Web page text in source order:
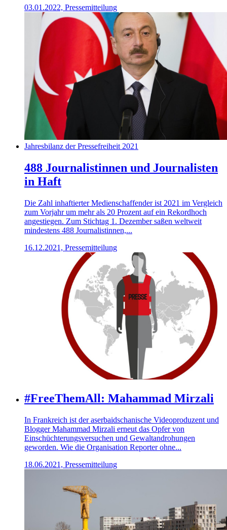
03.01.2022, Pressemitteilung
Jahresbilanz der Pressefreiheit 2021
488 Journalistinnen und Journalisten
in Haft
Die Zahl inhaftierter Medienschaffender ist 2021 im Vergleich
zum Vorjahr um mehr als 20 Prozent auf ein Rekordhoch
angestiegen. Zum Stichtag 1. Dezember saßen weltweit
mindestens 488 Journalistinnen,...
16.12.2021, Pressemitteilung
#FreeThemAll: Mahammad Mirzali
In Frankreich ist der aserbaidschanische Videoproduzent und
Blogger Mahammad Mirzali erneut das Opfer von
Einschüchterungsversuchen und Gewaltandrohungen
geworden. Wie die Organisation Reporter ohne...
18.06.2021, Pressemitteilung